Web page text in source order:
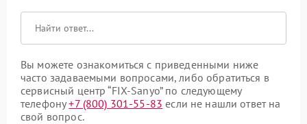
Вы можете ознакомиться с приведенными ниже
часто задаваемыми вопросами, либо обратиться в
сервисный центр “FIX-Sanyo” по следующему
телефону+7 (800) 301-55-83 если не нашли ответ на
свой вопрос.